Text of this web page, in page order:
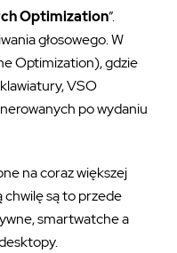
Optimization”.
głosowego. W
Optimization), gdzie
VSO
po wydaniu
na coraz większej
chwilę są to przede
smartwatche a